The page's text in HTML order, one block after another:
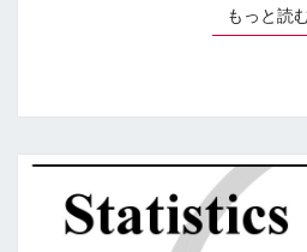
もっと読